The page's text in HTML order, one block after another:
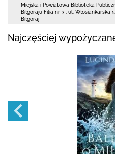
Miejska i Powiatowa Biblioteka
Biłgoraju Filia nr 3
ul. Włosiankarska 5
Biłgoraj
Najczęściej